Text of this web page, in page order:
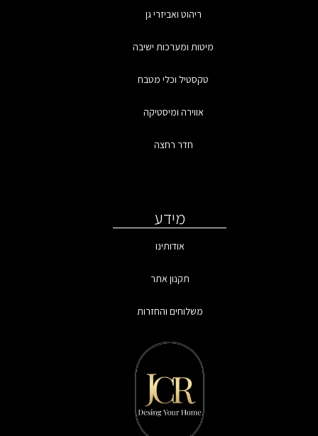
ריהוט ואביזרי גן
מיטות ומערכות ישיבה
טקסטיל וכלי מטבח
אווירה ומיסטיקה
חדר רחצה
מידע
אודותינו
תקנון אתר
משלוחים והחזרות